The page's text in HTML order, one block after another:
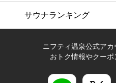
サウナランキング
ニフティ温泉公式ア
おトク情報やクー